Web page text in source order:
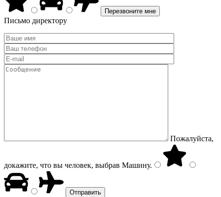
Письмо директору
Пожалуйста,
докажите, что вы человек, выбрав Машину.